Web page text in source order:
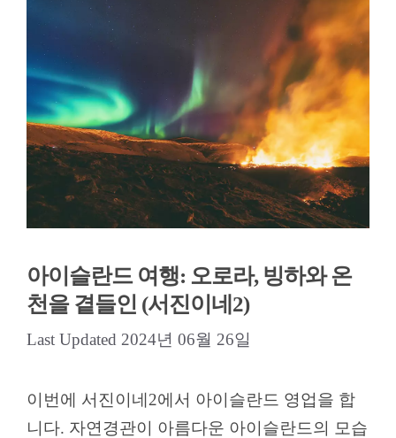
아이슬란드 여행: 오로라, 빙하와 온
천을 곁들인 (서진이네2)
2024년 06월 26일
이번에 서진이네2에서 아이슬란드 영업을 합
니다. 자연경관이 아름다운 아이슬란드의 모습